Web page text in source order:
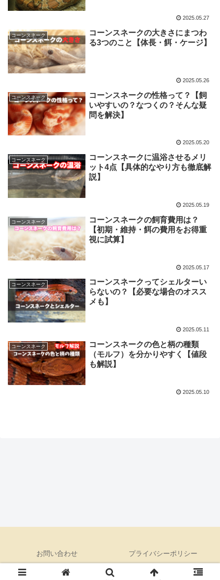
2025.05.27
コーンスネーク
コーンスネークの大きさにまつわ
る3つのこと【体長・餌・ケージ】
2025.05.26
コーンスネーク
コーンスネークの性格って？【飼
いやすいの？なつくの？そんな疑
問を解決】
2025.05.20
コーンスネーク
コーンスネークに温浴させるメリ
ット4点【具体的なやり方も徹底解
説】
2025.05.19
コーンスネーク
コーンスネークの飼育費用は？
【初期・維持・餌の費用をお得重
視に試算】
2025.05.17
コーンスネーク
コーンスネークってシェルターい
らないの？【必要な場合のオスス
メも】
2025.05.11
コーンスネーク
コーンスネークの色と柄の種類
（モルフ）を分かりやすく【値段
も解説】
2025.05.10
お問い合わせ プライバシーポリシー
© 2020 くま村長の開拓日記.